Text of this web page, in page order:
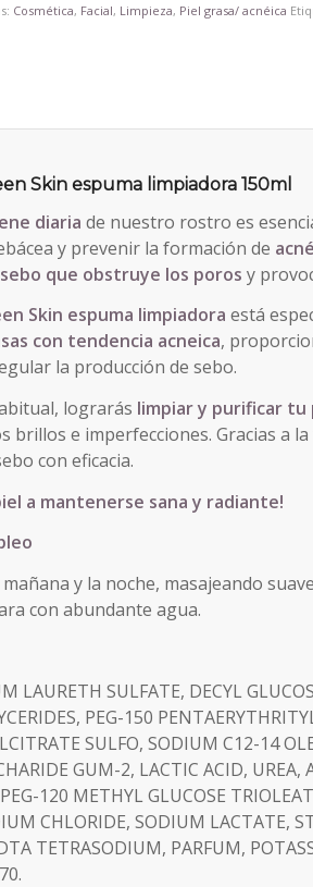
Cosmética, Facial, Limpieza, Piel grasa/ acnéica
Skin espuma limpiadora 150ml
diaria de nuestro rostro es
y prevenir la formación de
que obstruye los poros y
Skin espuma limpiadoraestá
con tendencia acneica,
la producción de sebo.
lograrás limpiar y purificar tu
brillos e imperfecciones. Gracias a
con eficacia.
a mantenerse sana y radiante!
y la noche, masajeando
con abundante agua.
LAURETH SULFATE, DECYL
PEG-150
SULFO, SODIUM C12-14
GUM-2, LACTIC ACID,
120 METHYL GLUCOSE
CHLORIDE, SODIUM LACTATE,
TETRASODIUM, PARFUM,